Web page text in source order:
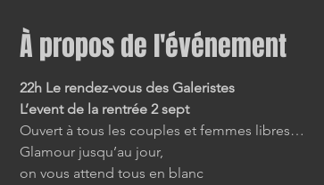
À propos de l'événement
22h Le rendez-vous des Galeristes
L’event de la rentrée 2 sept
Ouvert à tous les couples et femmes libres…
Glamour jusqu’au jour,
on vous attend tous en blanc